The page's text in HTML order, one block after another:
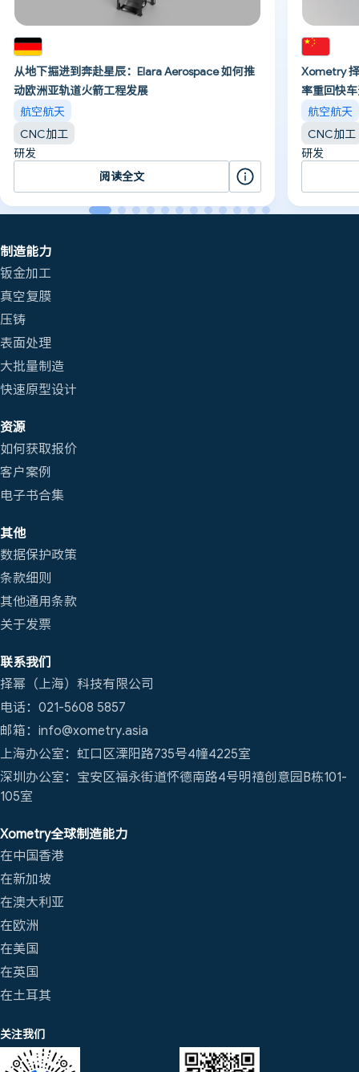
从地下掘进到奔赴星辰：Elara Aerospace 如何推
动欧洲亚轨道火箭工程发展
航空航天
CNC加工
研发
阅读全文
Xometry
率重回快
航空航天
CNC加工
研发
制造能力
钣金加工
真空复膜
压铸
表面处理
大批量制造
快速原型设计
资源
如何获取报价
客户案例
电子书合集
其他
数据保护政策
条款细则
其他通用条款
关于发票
联系我们
择幂（上海）科技有限公司
电话：021-5608 5857
邮箱：info@xometry.asia
上海办公室：虹口区溧阳路735号4幢4225室
深圳办公室：宝安区福永街道怀德南路4号明禧创意园B栋101-
105室
Xometry全球制造能力
在中国香港
在新加坡
在澳大利亚
在欧洲
在美国
在英国
在土耳其
关注我们